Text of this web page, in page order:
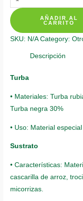
Para
Arveja
quantity
AÑADIR AL
CARRITO
SKU: N/A Category:
Descripción
Turba
• Materiales: Turba
Turba negra 30%
• Uso: Material
Sustrato
• Características:
cascarilla de arroz,
micorrizas.